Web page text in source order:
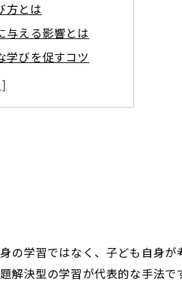
方とは
与える影響とは
学びを促すコツ
わせて検討しよう
自発学習支援例
解説
立つ塾のサポート
上を目指すポイント
の学習ではなく、子ども自身
決型の学習が代表的な手法で